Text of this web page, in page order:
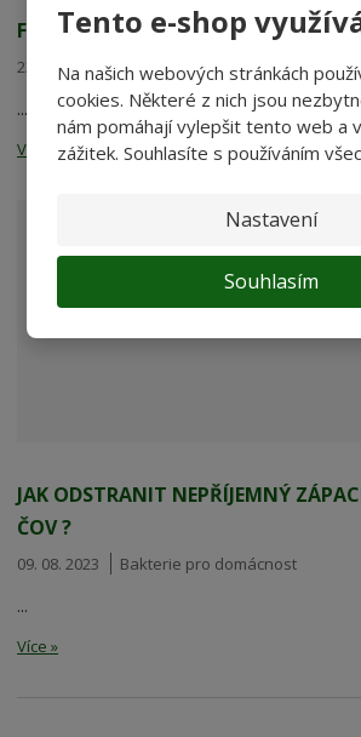
Tento e-shop
Na našich webových stránkách
cookies. Některé z nich jsou
nám pomáhají vylepšit tento web a
zážitek. Souhlasíte s používáním
Nastavení
Souhlasím
FILTRACE
23. 07. 2026 AKVARISTIKA
...
Více »
JAK ODSTRANIT NEPŘÍJEMNÝ
ČOV ?
09. 08. 2023 Bakterie pro domácnost
...
Více »